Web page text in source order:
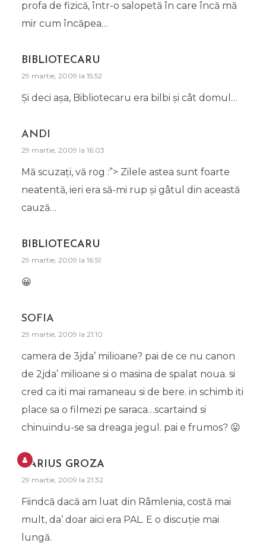
profa de fizică, într-o salopetă în care încă mă
mir cum încăpea…
BIBLIOTECARU
29 martie, 2009 la 15:52
Şi deci aşa, Bibliotecaru era bilbi şi cât domul…
ANDI
29 martie, 2009 la 16:03
Mă scuzaţi, vă rog :”> Zilele astea sunt foarte
neatentă, ieri era să-mi rup şi gâtul din această
cauză…
BIBLIOTECARU
29 martie, 2009 la 16:51
😀
SOFIA
29 martie, 2009 la 21:10
camera de 3jda’ milioane? pai de ce nu canon
de 2jda’ milioane si o masina de spalat noua. si
cred ca iti mai ramaneau si de bere. in schimb iti
place sa o filmezi pe saraca…scartaind si
chinuindu-se sa dreaga jegul. pai e frumos? 😛
DARIUS GROZA
29 martie, 2009 la 21:32
Fiindcă dacă am luat din Râmlenia, costă mai
mult, da’ doar aici era PAL. E o discuţie mai
lungă.